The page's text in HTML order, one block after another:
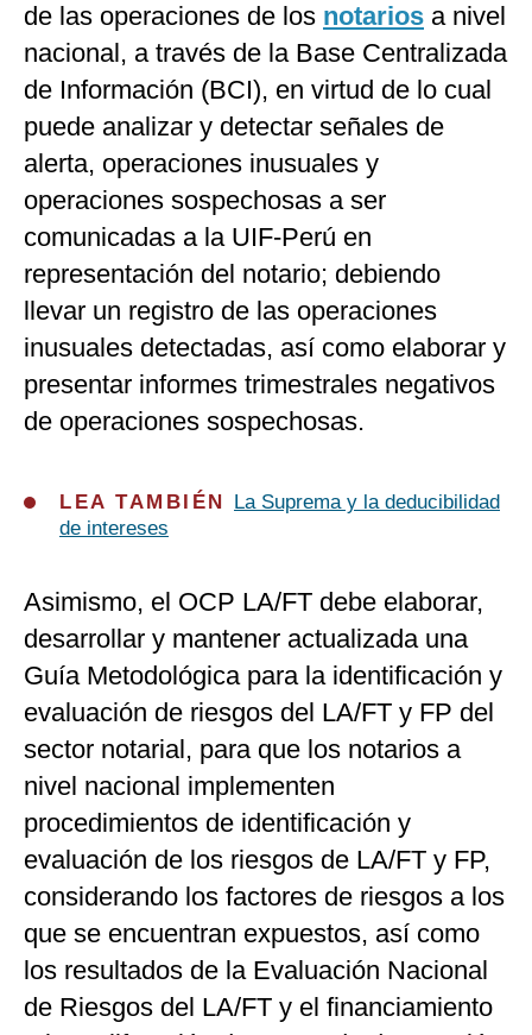
de las operaciones de los notarios a nivel
nacional, a través de la Base Centralizada
de Información (BCI), en virtud de lo cual
puede analizar y detectar señales de
alerta, operaciones inusuales y
operaciones sospechosas a ser
comunicadas a la UIF-Perú en
representación del notario; debiendo
llevar un registro de las operaciones
inusuales detectadas, así como elaborar y
presentar informes trimestrales negativos
de operaciones sospechosas.
LEA TAMBIÉN
La Suprema y la deducibilidad
de intereses
Asimismo, el OCP LA/FT debe elaborar,
desarrollar y mantener actualizada una
Guía Metodológica para la identificación y
evaluación de riesgos del LA/FT y FP del
sector notarial, para que los notarios a
nivel nacional implementen
procedimientos de identificación y
evaluación de los riesgos de LA/FT y FP,
considerando los factores de riesgos a los
que se encuentran expuestos, así como
los resultados de la Evaluación Nacional
de Riesgos del LA/FT y el financiamiento